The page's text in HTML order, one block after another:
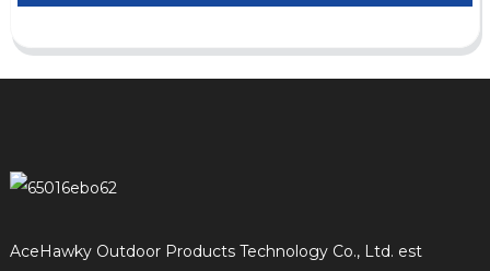
AceHawky Outdoor Products Technology Co., Ltd. est